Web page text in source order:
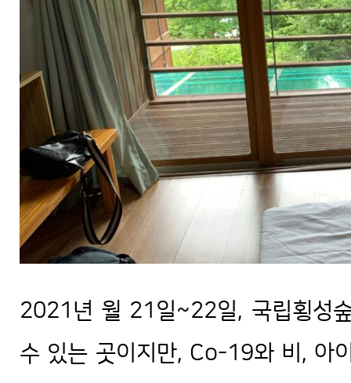
2021년 월 21일~22일, 국립횡성
수 있는 곳이지만, Co-19와 비, 아